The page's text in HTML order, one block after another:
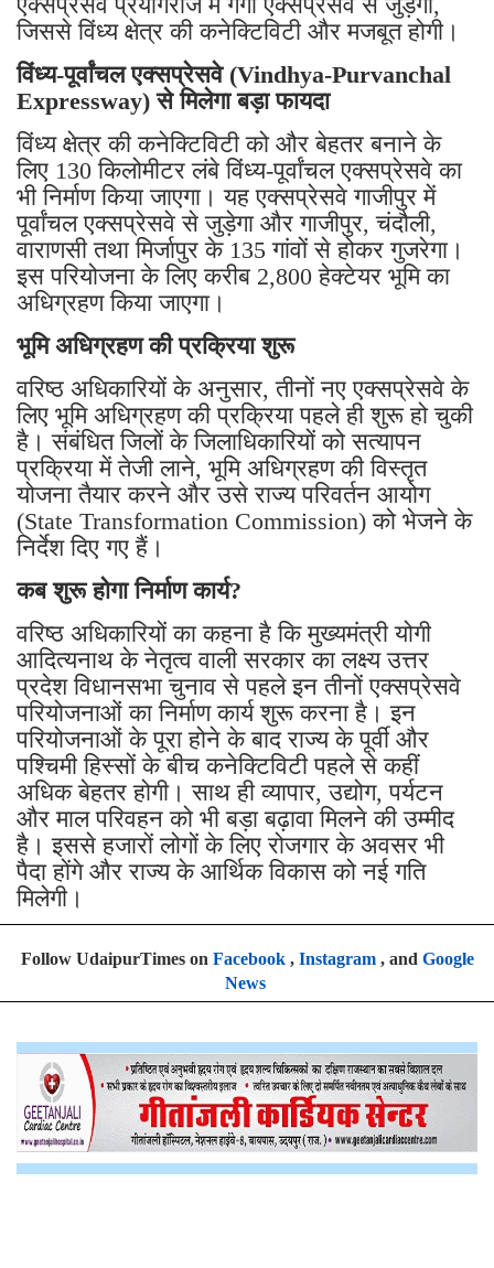
जिससे विंध्य क्षेत्र की कनेक्टिविटी और मजबूत होगी।
विंध्य-पूर्वांचल एक्सप्रेसवे (Vindhya-Purvanchal
Expressway) से मिलेगा बड़ा फायदा
विंध्य क्षेत्र की कनेक्टिविटी को और बेहतर बनाने के
लिए 130 किलोमीटर लंबे विंध्य-पूर्वांचल एक्सप्रेसवे का
भी निर्माण किया जाएगा। यह एक्सप्रेसवे गाजीपुर में
पूर्वांचल एक्सप्रेसवे से जुड़ेगा और गाजीपुर, चंदौली,
वाराणसी तथा मिर्जापुर के 135 गांवों से होकर गुजरेगा।
इस परियोजना के लिए करीब 2,800 हेक्टेयर भूमि का
अधिग्रहण किया जाएगा।
भूमि अधिग्रहण की प्रक्रिया शुरू
वरिष्ठ अधिकारियों के अनुसार, तीनों नए एक्सप्रेसवे के
लिए भूमि अधिग्रहण की प्रक्रिया पहले ही शुरू हो चुकी
है। संबंधित जिलों के जिलाधिकारियों को सत्यापन
प्रक्रिया में तेजी लाने, भूमि अधिग्रहण की विस्तृत
योजना तैयार करने और उसे राज्य परिवर्तन आयोग
(State Transformation Commission) को भेजने के
निर्देश दिए गए हैं।
कब शुरू होगा निर्माण कार्य?
वरिष्ठ अधिकारियों का कहना है कि मुख्यमंत्री योगी
आदित्यनाथ के नेतृत्व वाली सरकार का लक्ष्य उत्तर
प्रदेश विधानसभा चुनाव से पहले इन तीनों एक्सप्रेसवे
परियोजनाओं का निर्माण कार्य शुरू करना है। इन
परियोजनाओं के पूरा होने के बाद राज्य के पूर्वी और
पश्चिमी हिस्सों के बीच कनेक्टिविटी पहले से कहीं
अधिक बेहतर होगी। साथ ही व्यापार, उद्योग, पर्यटन
और माल परिवहन को भी बड़ा बढ़ावा मिलने की उम्मीद
है। इससे हजारों लोगों के लिए रोजगार के अवसर भी
पैदा होंगे और राज्य के आर्थिक विकास को नई गति
मिलेगी।
Follow UdaipurTimes on Facebook, Instagram, and Google
News